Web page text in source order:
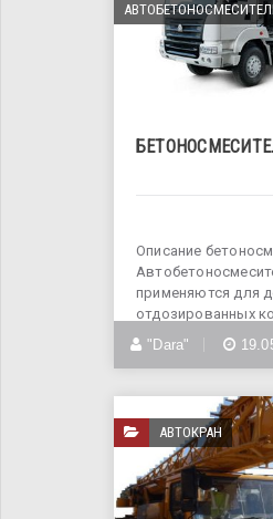
Описание
применяются для
отдозированных
бетонной смеси
"Dara"
АВТОКРАН